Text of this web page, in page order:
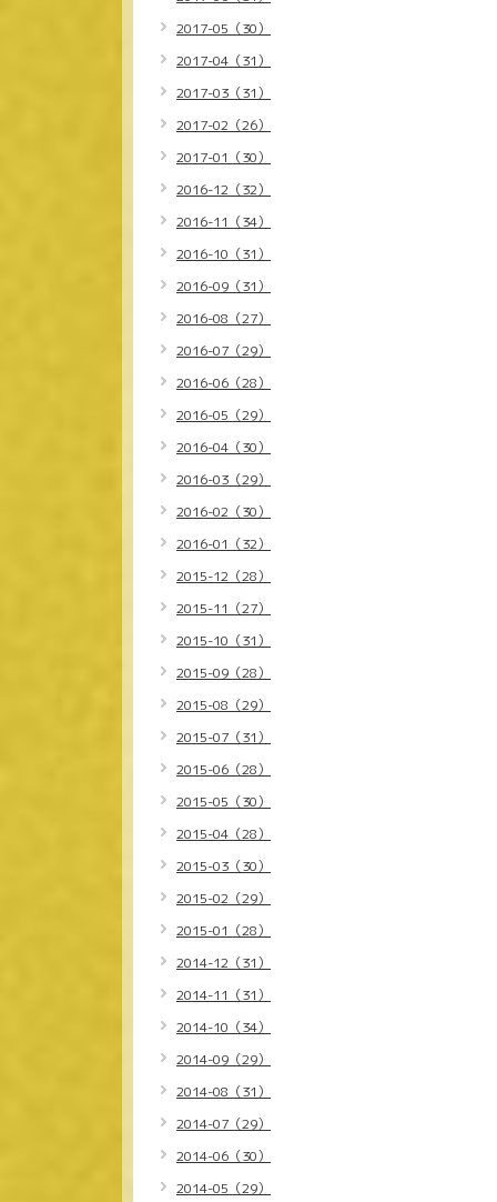
2017-05（30）
2017-04（31）
2017-03（31）
2017-02（26）
2017-01（30）
2016-12（32）
2016-11（34）
2016-10（31）
2016-09（31）
2016-08（27）
2016-07（29）
2016-06（28）
2016-05（29）
2016-04（30）
2016-03（29）
2016-02（30）
2016-01（32）
2015-12（28）
2015-11（27）
2015-10（31）
2015-09（28）
2015-08（29）
2015-07（31）
2015-06（28）
2015-05（30）
2015-04（28）
2015-03（30）
2015-02（29）
2015-01（28）
2014-12（31）
2014-11（31）
2014-10（34）
2014-09（29）
2014-08（31）
2014-07（29）
2014-06（30）
2014-05（29）